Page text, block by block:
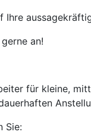
Ihre
an!
für kleine,
Sie: